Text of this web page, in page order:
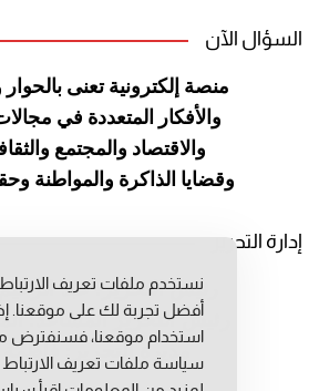
السؤال الآن
منصة إلكترونية تعنى
والأفكار المتعددة في
والاقتصاد والمجتمع
وقضايا الذاكرة والمواطنة
إدارة التحرير
رئيس التحرير: عبد الرحيم
رئيس التحرير المساعد:
مديرة التحرير:
نستخدم ملفات تعريف
أفضل تجربة لك على موقعنا.
استخدام موقعنا، فسنفترض
سياسة ملفات تعريف الارتباط